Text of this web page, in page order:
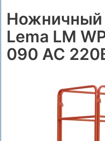
Lema LM
090 AC